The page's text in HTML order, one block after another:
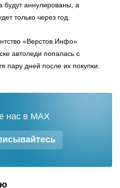
будут аннулированы, а
только через год.
«Верстов.Инфо»
автоледи попалась с
пару дней после их покупки.
нас в MAX